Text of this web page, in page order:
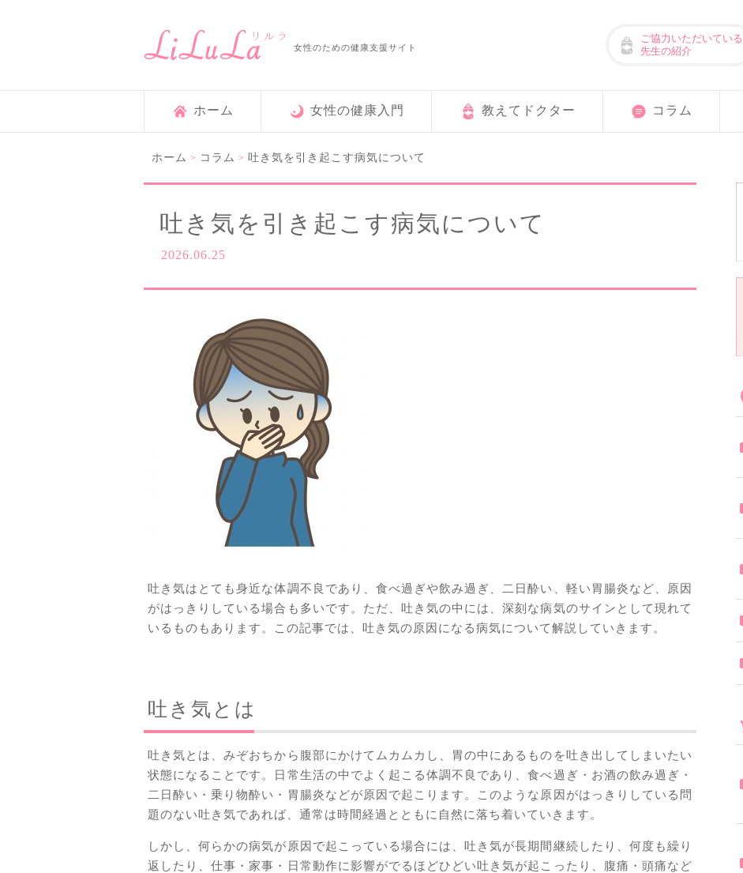
女性のための健康支援サイト
ご協力いただいている
先生の紹介
ホーム 女性の健康入門 教えてドクター コラム
ホーム > コラム > 吐き気を引き起こす病気について
吐き気を引き起こす病気について
2026.06.25
吐き気はとても身近な体調不良であり、食べ過ぎや飲み過ぎ、二日酔い、軽い胃腸炎など、原因
がはっきりしている場合も多いです。ただ、吐き気の中には、深刻な病気のサインとして現れて
いるものもあります。この記事では、吐き気の原因になる病気について解説していきます。
吐き気とは
吐き気とは、みぞおちから腹部にかけてムカムカし、胃の中にあるものを吐き出してしまいたい
状態になることです。日常生活の中でよく起こる体調不良であり、食べ過ぎ・お酒の飲み過ぎ・
二日酔い・乗り物酔い・胃腸炎などが原因で起こります。このような原因がはっきりしている問
題のない吐き気であれば、通常は時間経過とともに自然に落ち着いていきます。
しかし、何らかの病気が原因で起こっている場合には、吐き気が長期間継続したり、何度も繰り
返したり、仕事・家事・日常動作に影響がでるほどひどい吐き気が起こったり、腹痛・頭痛など